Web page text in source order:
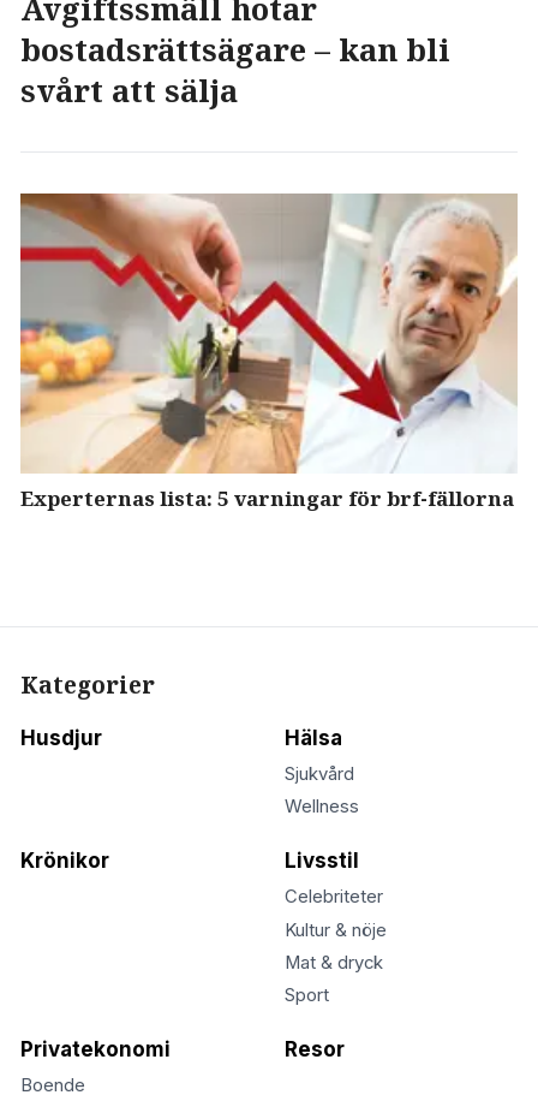
bostadsrättsägare – kan bli
svårt att sälja
Experternas lista: 5 varningar för brf-fällorna
Kategorier
Husdjur Hälsa
Sjukvård
Wellness
Krönikor Livsstil
Celebriteter
Kultur & nöje
Mat & dryck
Sport
Privatekonomi
Boende
Resor